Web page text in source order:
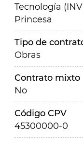
Tecnología
Princesa
Tipo de
Obras
Contrato mixto
No
Código CPV
45300000-0